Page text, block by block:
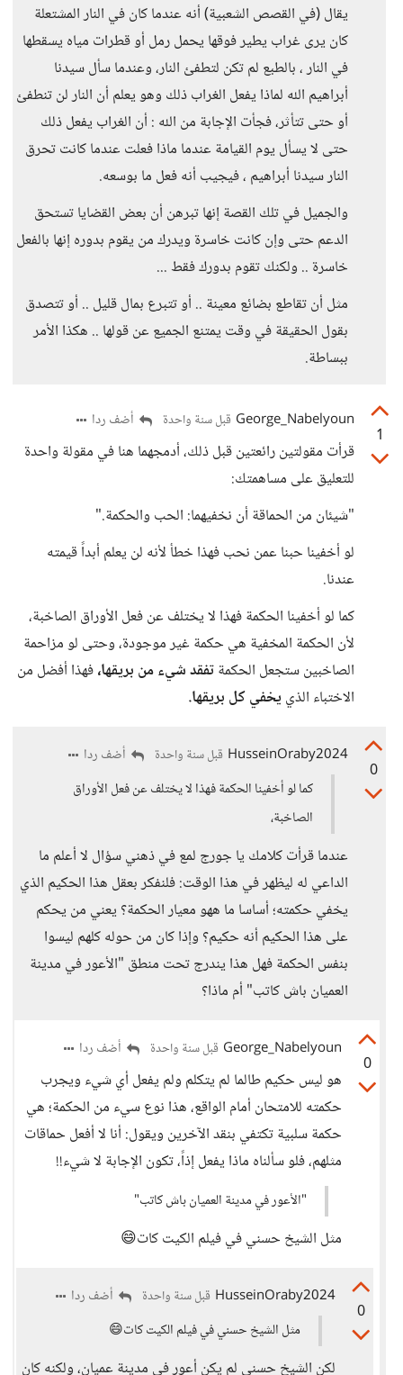
يقال (في القصص الشعبية) أنه عندما كان في النار المشتعلة
كان يرى غراب يطير فوقها يحمل رمل أو قطرات مياه يسقطها
في النار ، بالطبع لم تكن لتطفئ النار، وعندما سأل سيدنا
أبراهيم الله لماذا يفعل الغراب ذلك وهو يعلم أن النار لن تنطفئ
أو حتى تتأثر، فجأت الإجابة من الله : أن الغراب يفعل ذلك
حتى لا يسأل يوم القيامة عندما ماذا فعلت عندما كانت تحرق
النار سيدنا أبراهيم ، فيجيب أنه فعل ما بوسعه.
والجميل في تلك القصة إنها تبرهن أن بعض القضايا تستحق
الدعم حتى وإن كانت خاسرة ويدرك من يقوم بدوره إنها بالفعل
خاسرة .. ولكنك تقوم بدورك فقط ...
مثل أن تقاطع بضائع معينة .. أو تتبرع بمال قليل .. أو تتصدق
بقول الحقيقة في وقت يمتنع الجميع عن قولها .. هكذا الأمر
ببساطة.
1
George_Nabelyoun قبل سنة واحدة أضف ردا
قرأت مقولتين رائعتين قبل ذلك، أدمجهما هنا في مقولة واحدة
للتعليق على مساهمتك:
"شيئان من الحماقة أن نخفيهما: الحب والحكمة."
لو أخفينا حبنا عمن نحب فهذا خطأ لأنه لن يعلم أبداً قيمته
عندنا.
كما لو أخفينا الحكمة فهذا لا يختلف عن فعل الأوراق الصاخبة،
لأن الحكمة المخفية هي حكمة غير موجودة، وحتى لو مزاحمة
الصاخبين ستجعل الحكمةتفقد شيء من بريقها،فهذا أفضل من
الاختباء الذي يخفي كل بريقها.
0
HusseinOraby2024 قبل سنة واحدة
أضف ردا
كما لو أخفينا الحكمة فهذا لا يختلف عن فعل الأوراق
الصاخبة،
عندما قرأت كلامك يا جورج لمع في ذهني سؤال لا أعلم ما
الداعي له ليظهر في هذا الوقت: فلنفكر بعقل هذا الحكيم الذي
يخفي حكمته؛ أساسا ما ههو معيار الحكمة؟ يعني من يحكم
على هذا الحكيم أنه حكيم؟ وإذا كان من حوله كلهم ليسوا
بنفس الحكمة فهل هذا يندرج تحت منطق "الأعور في مدينة
العميان باش كاتب" أم ماذا؟
0
George_Nabelyoun قبل سنة واحدة أضف ردا
هو ليس حكيم طالما لم يتكلم ولم يفعل أي شيء ويجرب
حكمته للامتحان أمام الواقع، هذا نوع سيء من الحكمة؛ هي
حكمة سلبية تكتفي بنقد الآخرين ويقول: أنا لا أفعل حماقات
مثلهم، فلو سألناه ماذا يفعل إذاً، تكون الإجابة لا شيء!!
"الأعور في مدينة العميان باش كاتب"
مثل الشيخ حسني في فيلم الكيت كات😄
0
HusseinOraby2024 قبل سنة واحدة
أضف ردا
مثل الشيخ حسني في فيلم الكيت كات😄
لكن الشيخ حسني لم يكن أعور في مدينة عميان، ولكنه كان